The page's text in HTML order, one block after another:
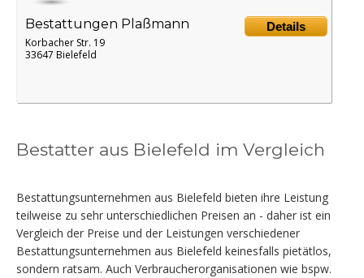
Details
Bestattungen Plaßmann
Korbacher Str. 19
33647 Bielefeld
Bestatter aus Bielefeld im Vergleich
Bestattungsunternehmen aus Bielefeld bieten ihre Leistung
teilweise zu sehr unterschiedlichen Preisen an - daher ist ein
Vergleich der Preise und der Leistungen verschiedener
Bestattungsunternehmen aus Bielefeld keinesfalls pietätlos,
sondern ratsam. Auch Verbraucherorganisationen wie bspw.